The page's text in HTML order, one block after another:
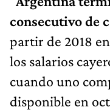
consecutivo de
partir de 2018
los salarios
cuando uno
disponible en